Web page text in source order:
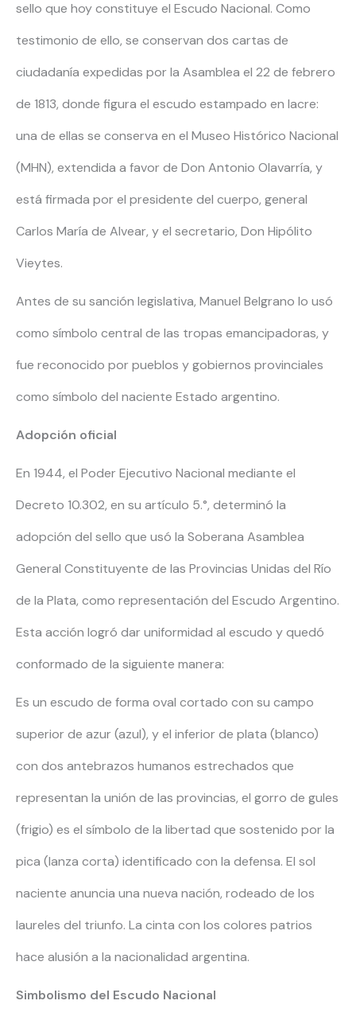
sello que hoy constituye el Escudo Nacional. Como
testimonio de ello, se conservan dos cartas de
ciudadanía expedidas por la Asamblea el 22 de febrero
de 1813, donde figura el escudo estampado en lacre:
una de ellas se conserva en el Museo Histórico Nacional
(MHN), extendida a favor de Don Antonio Olavarría, y
está firmada por el presidente del cuerpo, general
Carlos María de Alvear, y el secretario, Don Hipólito
Vieytes.
Antes de su sanción legislativa, Manuel Belgrano lo usó
como símbolo central de las tropas emancipadoras, y
fue reconocido por pueblos y gobiernos provinciales
como símbolo del naciente Estado argentino.
Adopción oficial
En 1944, el Poder Ejecutivo Nacional mediante el
Decreto 10.302, en su artículo 5.°, determinó la
adopción del sello que usó la Soberana Asamblea
General Constituyente de las Provincias Unidas del Río
de la Plata, como representación del Escudo Argentino.
Esta acción logró dar uniformidad al escudo y quedó
conformado de la siguiente manera:
Es un escudo de forma oval cortado con su campo
superior de azur (azul), y el inferior de plata (blanco)
con dos antebrazos humanos estrechados que
representan la unión de las provincias, el gorro de gules
(frigio) es el símbolo de la libertad que sostenido por la
pica (lanza corta) identificado con la defensa. El sol
naciente anuncia una nueva nación, rodeado de los
laureles del triunfo. La cinta con los colores patrios
hace alusión a la nacionalidad argentina.
Simbolismo del Escudo Nacional